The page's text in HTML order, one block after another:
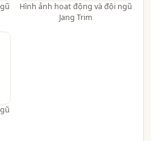
Hình ảnh hoạt động và đội ngũ
Jang Trim